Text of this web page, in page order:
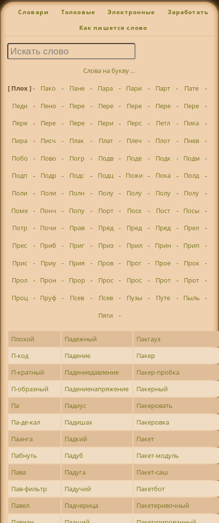
Словари Толковые Электронные Заработать
Как пишется слово
Слова на букву ...
[ Плох ]- Пако - Пане - Пара - Пари - Парт - Пате
-
Педи
- Пено - Пере - Пере - Пере - Пере - Пере
-
Пере
- Пере - Пере - Пери - Перс - Петл - Пика
-
Пира
- Писч - Плак - Плат - Плеч - Плот - Пнев
-
Побо
- Пово - Погр - Подв - Поде - Подк - Подм
-
Подп
- Подр - Подс - Подц - Пожи - Пока - Полд
-
Поли
- Поли - Полн - Полу - Полу - Полу - Полу
-
Поме
- Понч - Попу - Порт - Поск - Пост - Посы
-
Потр
- Почи - Прав - Пред - Пред - Пред - Прел
-
Прес
- Приб - Приг - Приз - Прил - Прин - Прип
-
Прис
- Приу - Прия - Пров - Прог - Прое - Прок
-
Прол
- Прон - Прор - Прос - Прос - Прот - Прот
-
Проц
- Пруф - Псев - Псев - Пузы - Путе - Пыль
-
Пяти
-
Плохой Падежный
Пакгауз
П-код
Падение
Пакер
П-кратный
Падениедавление
Пакер-пробка
П-образный
Падениенапряжение
Пакерный
Па
Падиус
Пакеровать
Па-де-кал
Падишах
Пакеровка
Паанга
Падкий
Пакет
Пабнуть
Падуб
Пакет-модуль
Пава
Падуга
Пакет-саш
Пав-фильтр
Падучий
Пакетбот
Павел
Падчерица
Пакетеривочный